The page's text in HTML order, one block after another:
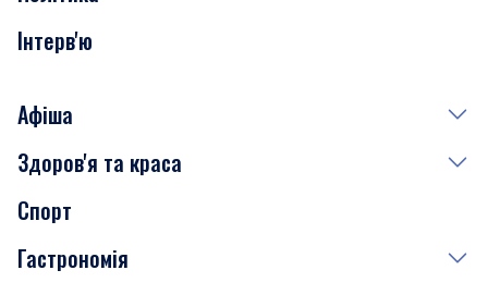
Інтерв'ю
Афіша
Сьогодні
Завтра
Субота
Здоров'я та краса
Медицина
Краса
Спорт
Гастрономія